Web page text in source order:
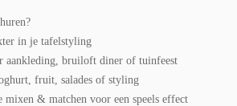
in je tafelstyling
aankleding, bruiloft diner of tuinfeest
fruit, salades of styling
& matchen voor een speels effect